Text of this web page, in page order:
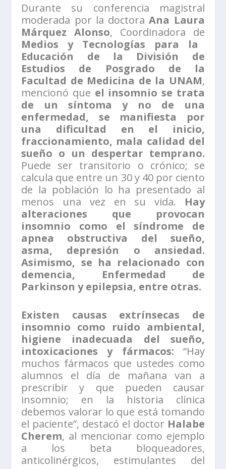
Durante su conferencia magistral
moderada por la doctoraAna Laura
Márquez Alonso, Coordinadora de
Medios y Tecnologías para la
Educación de la División de
Estudios de Posgrado de la
Facultad de Medicina de la UNAM,
mencionó que el insomnio se trata
de un síntoma y no de una
enfermedad, se manifiesta por
una dificultad en el inicio,
fraccionamiento, mala calidad del
sueño o un despertar temprano.
Puede ser transitorio o crónico; se
calcula que entre un 30 y 40 por ciento
de la población lo ha presentado al
menos una vez en su vida. Hay
alteraciones que provocan
insomnio como el síndrome de
apnea obstructiva del sueño,
asma, depresión o ansiedad.
Asimismo, se ha relacionado con
demencia, Enfermedad de
Parkinson y epilepsia, entre otras.
Existen causas extrínsecas de
insomnio como ruido ambiental,
higiene inadecuada del sueño,
intoxicaciones y fármacos: “Hay
muchos fármacos que ustedes como
alumnos el día de mañana van a
prescribir y que pueden causar
insomnio; en la historia clínica
debemos valorar lo que está tomando
el paciente”, destacó el doctor Halabe
Cherem, al mencionar como ejemplo
a los beta bloqueadores,
anticolinérgicos, estimulantes del